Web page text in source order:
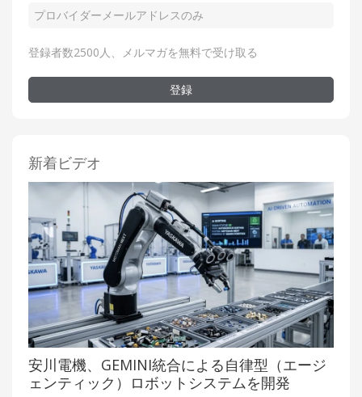
登録者数2500人、メルマガを無料で受け取る
登録
新着ビデオ
安川電機、GEMINI統合による自律型（エージ
ェンティック）ロボットシステムを開発